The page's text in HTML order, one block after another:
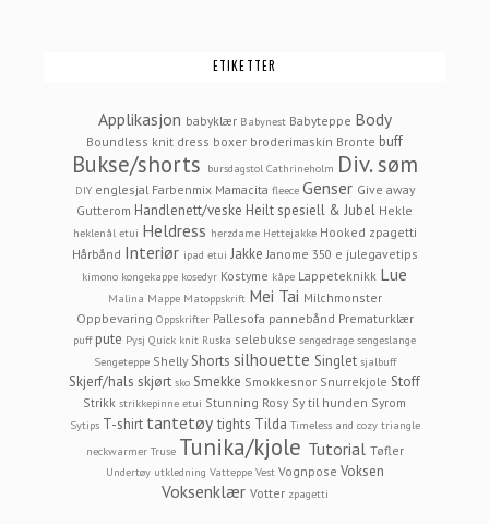
ETIKETTER
Applikasjon babyklær Babynest Babyteppe Body
Boundless knit dress boxer broderimaskin Bronte buff
Bukse/shorts bursdagstol Cathrineholm Div. søm
DIY englesjal Farbenmix Mamacita fleece Genser Give away
Gutterom Handlenett/veske Heilt spesiell & Jubel Hekle
heklenål etui Heldress herzdame Hettejakke Hooked zpagetti
Hårbånd Interiør ipad etui Jakke Janome 350 e julegavetips
kimono kongekappe kosedyr Kostyme kåpe Lappeteknikk Lue
Malina Mappe Matoppskrift Mei Tai Milchmonster
Oppbevaring Oppskrifter Pallesofa pannebånd Prematurklær
puff pute Pysj Quick knit Ruska selebukse sengedrage sengeslange
Sengeteppe Shelly Shorts silhouette Singlet sjalbuff
Skjerf/hals skjørt sko Smekke Smokkesnor Snurrekjole Stoff
Strikk strikkepinne etui Stunning Rosy Sy til hunden Syrom
Sytips T-shirt tantetøy tights Tilda Timeless and cozy triangle
neckwarmer Truse Tunika/kjole Tutorial Tøfler
Undertøy utkledning Vatteppe Vest Vognpose Voksen
Voksenklær Votter zpagetti